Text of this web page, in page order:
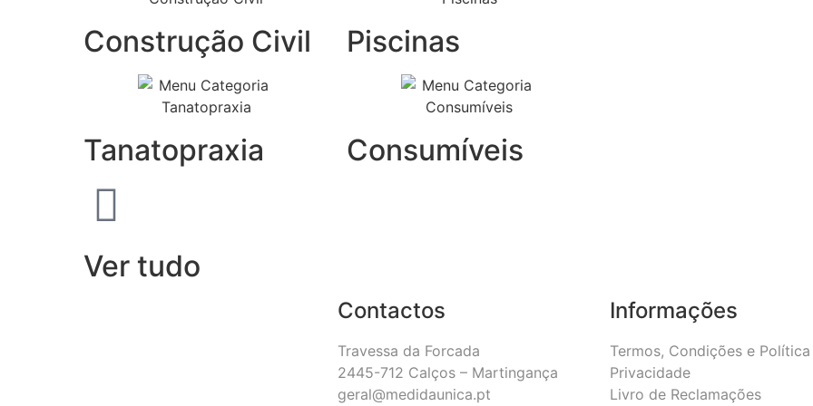
Construção Civil Piscinas
Tanatopraxia Consumíveis
Ver tudo
Contactos
Travessa da Forcada
2445-712 Calços – Martingança
geral@medidaunica.pt
Informações
Termos, Condições e
Privacidade
Livro de Reclamações